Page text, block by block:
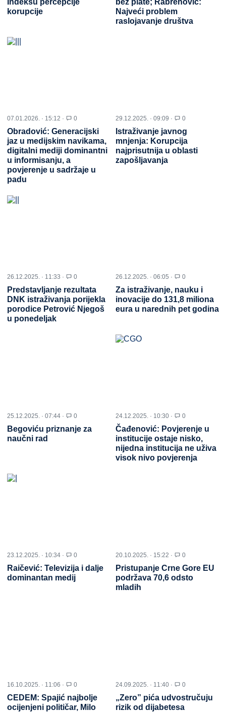
Indeksu percepcije
korupcije
bez plate; Rabrenović:
Najveći problem
raslojavanje društva
07.01.2026. · 15:12 · 0
Obradović: Generacijski
jaz u medijskim navikama,
digitalni mediji dominantni
u informisanju, a
povjerenje u sadržaje u
padu
29.12.2025. · 09:09 · 0
Istraživanje javnog
mnjenja: Korupcija
najprisutnija u oblasti
zapošljavanja
26.12.2025. · 11:33 · 0
Predstavljanje rezultata
DNK istraživanja porijekla
porodice Petrović Njegoš
u ponedeljak
26.12.2025. · 06:05 · 0
Za istraživanje, nauku i
inovacije do 131,8 miliona
eura u narednih pet godina
25.12.2025. · 07:44 · 0
Begoviću priznanje za
naučni rad
24.12.2025. · 10:30 · 0
Čađenović: Povjerenje u
institucije ostaje nisko,
nijedna institucija ne uživa
visok nivo povjerenja
23.12.2025. · 10:34 · 0
Raičević: Televizija i dalje
dominantan medij
20.10.2025. · 15:22 · 0
Pristupanje Crne Gore EU
podržava 70,6 odsto
mladih
16.10.2025. · 11:06 · 0
CEDEM: Spajić najbolje
ocijenjeni političar, Milo
24.09.2025. · 11:40 · 0
„Zero” pića udvostručuju
rizik od dijabetesa